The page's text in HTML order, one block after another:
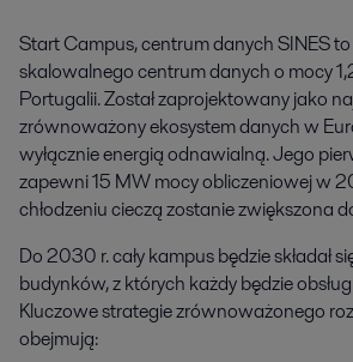
Start Campus, centrum danych SINES
skalowalnego centrum danych o mocy
Portugalii. Został zaprojektowany jako
zrównoważony ekosystem danych w
wyłącznie energią odnawialną. Jego
zapewni 15 MW mocy obliczeniowej w
chłodzeniu cieczą zostanie zwiększona
Do 2030 r. cały kampus będzie składał
budynków, z których każdy będzie
Kluczowe strategie zrównoważonego
obejmują: